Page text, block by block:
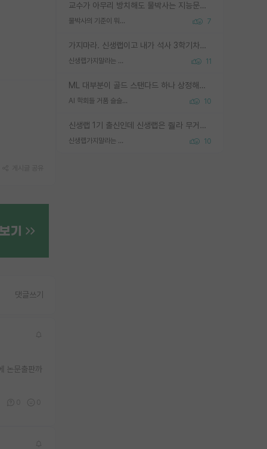
교수가 아무리 방치해도 물박사는 지능문제고 본인 의지 문제임. 만물 교수탓 하는 애들이 이상한거임.
물박사의 기준이 뭐임? 7
가지마라. 신생랩이고 내가 석사 3학기차인데 최고참인데 나도 아무것도 모르는데 교수가 후배들 왜 논문 교육 안시키냐. 논문 왜 안 써오냐 닦달한다
신생랩가지말라는 이유가 있었구나 11
ML 대부분이 골드 스탠다드 하나 상정해놓고 (벤치마크 데이터셋이 여러 개면 여러 개 상정) 그거 얼마나 잘 맞추나 싸움임 가끔 번뜩이는 설계 철학을 보여주는 논문들도 있지만 대부분 그거 성적 얼마나 더 올리느라에 혈안이 되어 있는 측면이 잇음
AI 학회들 거품 슬슬 지적이 나오네요 10
신생랩 1기 출신인데 신생랩은 줠라 무거운 바벨 같은거임. 들면 대박인데 못들면 깔려 죽음. 아무도 알려주지 않는 환경에서 자생해야하지만, 일단 살아남았다면 그 어떤 사람보다 악착같고 생존력 높은 사람으로 거듭날 수 있음
신생랩가지말라는 이유가 있었구나 10
댓글쓰기
논문출판까